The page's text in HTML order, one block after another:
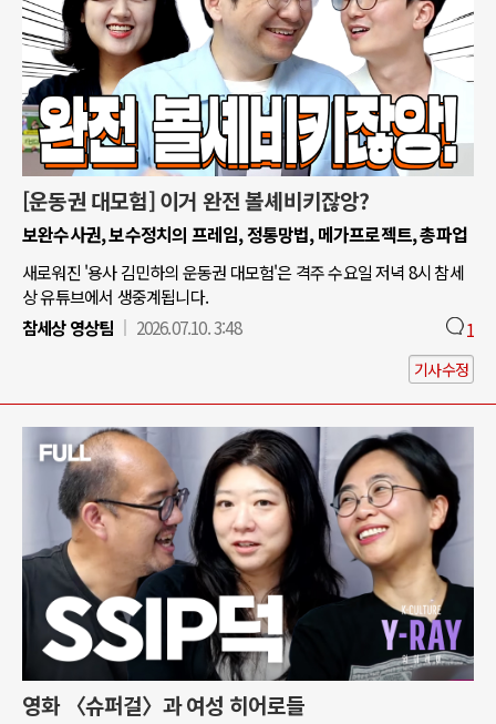
[운동권 대모험] 이거 완전 볼셰비키잖앙?
보완수사권, 보수정치의 프레임, 정통망법, 메가프로젝트, 총파업
새로워진 '용사 김민하의 운동권 대모험'은 격주 수요일 저녁 8시 참세
상 유튜브에서 생중계됩니다.
참세상 영상팀
2026.07.10. 3:48 1
기사수정
영화 〈슈퍼걸〉과 여성 히어로들